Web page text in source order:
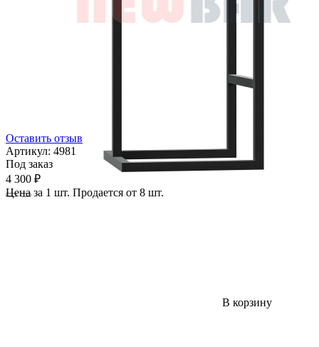
Оставить отзыв
Артикул: 4981
Под заказ
4 300 ₽
Цена за 1 шт. Продается от 8 шт.
В корзину